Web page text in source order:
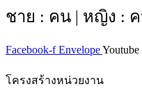
ชาย : คน | หญิง :
Facebook-f EnvelopeYoutube
โครงสร้างหน่วยงาน